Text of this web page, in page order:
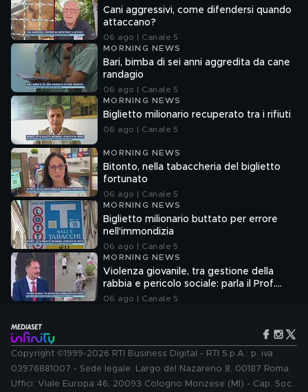
Cani aggressivi, come difendersi quando
attaccano?
06 ago | Canale 5
MORNING NEWS
Bari, bimba di sei anni aggredita da cane
randagio
06 ago | Canale 5
MORNING NEWS
Biglietto milionario recuperato tra i rifiuti
06 ago | Canale 5
MORNING NEWS
Bitonto, nella tabaccheria del biglietto
fortunato
06 ago | Canale 5
MORNING NEWS
Biglietto milionario buttato per errore
nell'immondizia
06 ago | Canale 5
MORNING NEWS
Violenza giovanile, tra gestione della
rabbia e pericolo sociale: parla il Prof.
Pierpaolo Limone
06 ago | Canale 5
Copyright ©1999-2026 RTI Business Digital - RTI S.p.A.: p. iva
03976881007 - Sede legale: Largo del Nazareno 8, 00187 Roma.
Uffici: Viale Europa 46, 20093 Cologno Monzese (MI) - Cap. Soc.